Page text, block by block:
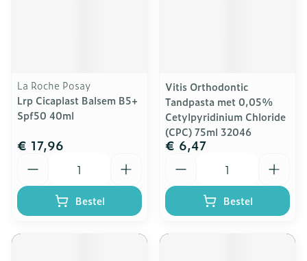
La Roche Posay
Lrp Cicaplast Balsem B5+
Spf50 40ml
€ 17,96
Bestel
Vitis Orthodontic
Tandpasta met 0,05%
Cetylpyridinium Chloride
(CPC) 75ml 32046
€ 6,47
Bestel